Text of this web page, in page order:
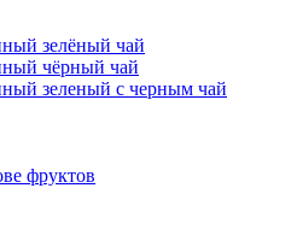
зелёный чай
чёрный чай
зеленый с черным чай
фруктов